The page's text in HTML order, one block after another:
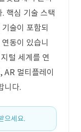
핵심 기술 스택
술이 포함되
동이 있습니
털 세계를 연
멀티플레이
니다.
으세요.